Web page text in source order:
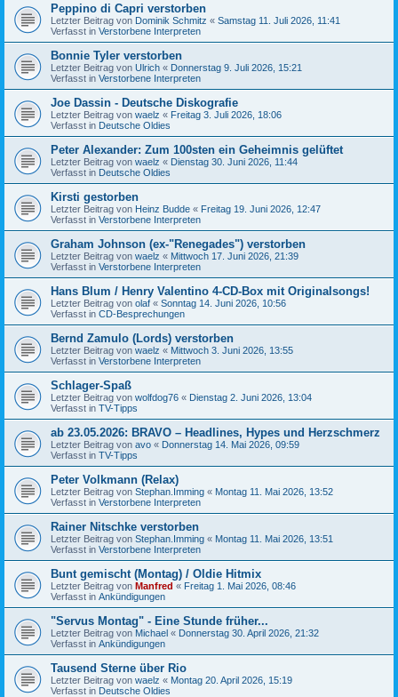
Peppino di Capri verstorben
Letzter Beitrag von Dominik Schmitz « Samstag 11. Juli 2026, 11:41
Verfasst in Verstorbene Interpreten
Bonnie Tyler verstorben
Letzter Beitrag von Ulrich « Donnerstag 9. Juli 2026, 15:21
Verfasst in Verstorbene Interpreten
Joe Dassin - Deutsche Diskografie
Letzter Beitrag von waelz « Freitag 3. Juli 2026, 18:06
Verfasst in Deutsche Oldies
Peter Alexander: Zum 100sten ein Geheimnis gelüftet
Letzter Beitrag von waelz « Dienstag 30. Juni 2026, 11:44
Verfasst in Deutsche Oldies
Kirsti gestorben
Letzter Beitrag von Heinz Budde « Freitag 19. Juni 2026, 12:47
Verfasst in Verstorbene Interpreten
Graham Johnson (ex-"Renegades") verstorben
Letzter Beitrag von waelz « Mittwoch 17. Juni 2026, 21:39
Verfasst in Verstorbene Interpreten
Hans Blum / Henry Valentino 4-CD-Box mit Originalsongs!
Letzter Beitrag von olaf « Sonntag 14. Juni 2026, 10:56
Verfasst in CD-Besprechungen
Bernd Zamulo (Lords) verstorben
Letzter Beitrag von waelz « Mittwoch 3. Juni 2026, 13:55
Verfasst in Verstorbene Interpreten
Schlager-Spaß
Letzter Beitrag von wolfdog76 « Dienstag 2. Juni 2026, 13:04
Verfasst in TV-Tipps
ab 23.05.2026: BRAVO – Headlines, Hypes und Herzschmerz
Letzter Beitrag von avo « Donnerstag 14. Mai 2026, 09:59
Verfasst in TV-Tipps
Peter Volkmann (Relax)
Letzter Beitrag von Stephan.Imming « Montag 11. Mai 2026, 13:52
Verfasst in Verstorbene Interpreten
Rainer Nitschke verstorben
Letzter Beitrag von Stephan.Imming « Montag 11. Mai 2026, 13:51
Verfasst in Verstorbene Interpreten
Bunt gemischt (Montag) / Oldie Hitmix
Letzter Beitrag von Manfred « Freitag 1. Mai 2026, 08:46
Verfasst in Ankündigungen
"Servus Montag" - Eine Stunde früher...
Letzter Beitrag von Michael « Donnerstag 30. April 2026, 21:32
Verfasst in Ankündigungen
Tausend Sterne über Rio
Letzter Beitrag von waelz « Montag 20. April 2026, 15:19
Verfasst in Deutsche Oldies